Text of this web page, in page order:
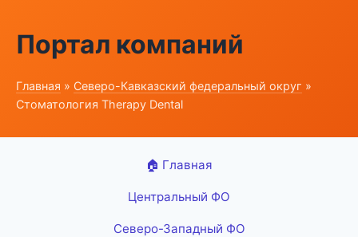
Портал компаний
Главная » Северо-Кавказский федеральный округ »
Стоматология Therapy Dental
🏠 Главная
Центральный ФО
Северо-Западный ФО